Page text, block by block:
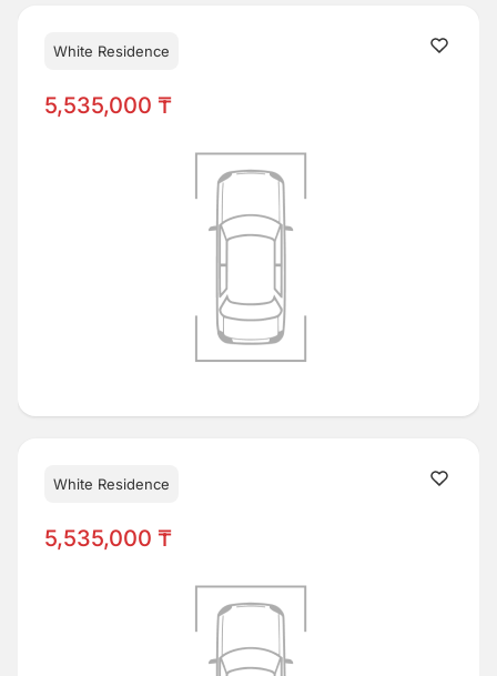
White Residence
5,535,000 ₸
White Residence
5,535,000 ₸